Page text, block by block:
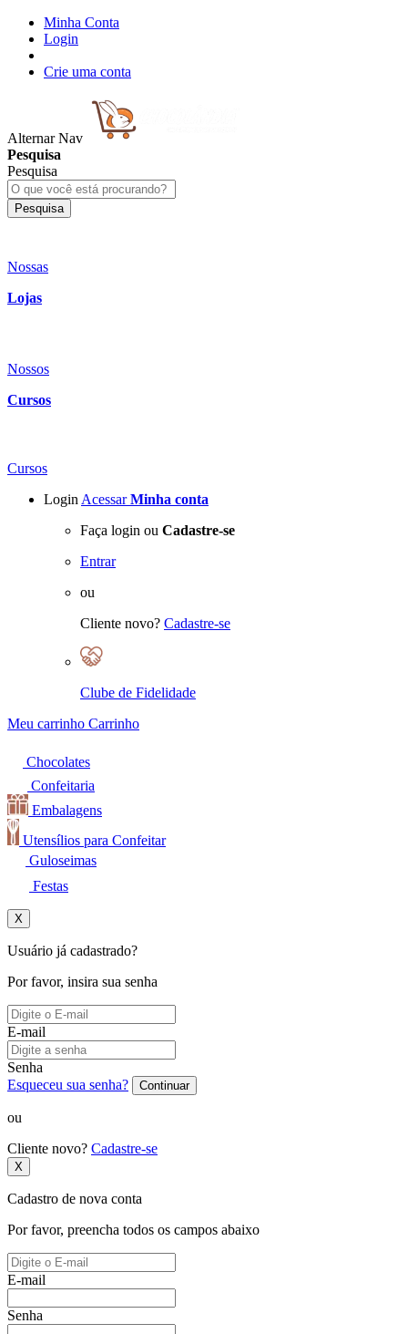
Minha Conta
Login
Crie uma conta
Alternar Nav
Pesquisa
Pesquisa
Pesquisa
Nossas
Lojas
Nossos
Cursos
Cursos
Login Acessar Minha conta
Faça login ou Cadastre-se
Entrar
ou
Cliente novo? Cadastre-se
Clube de Fidelidade
Meu carrinho Carrinho
Chocolates
Confeitaria
Embalagens
Utensílios para Confeitar
Guloseimas
Festas
X
Usuário já cadastrado?
Por favor, insira sua senha
E-mail
Senha
Esqueceu sua senha?
Continuar
ou
Cliente novo? Cadastre-se
X
Cadastro de nova conta
Por favor, preencha todos os campos abaixo
E-mail
Senha